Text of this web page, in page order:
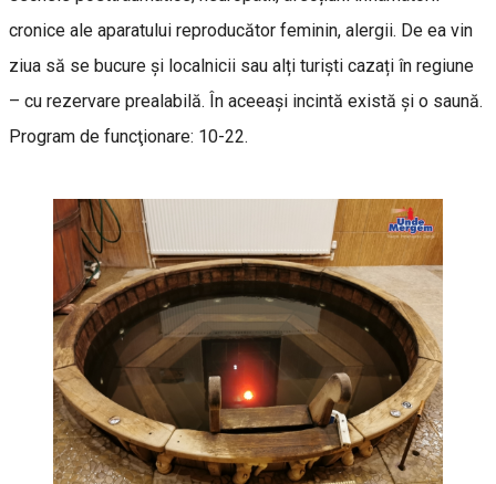
cronice ale aparatului reproducător feminin, alergii. De ea vin
ziua să se bucure și localnicii sau alți turiști cazați în regiune
– cu rezervare prealabilă. În aceeași incintă există și o saună.
Program de funcţionare: 10-22.